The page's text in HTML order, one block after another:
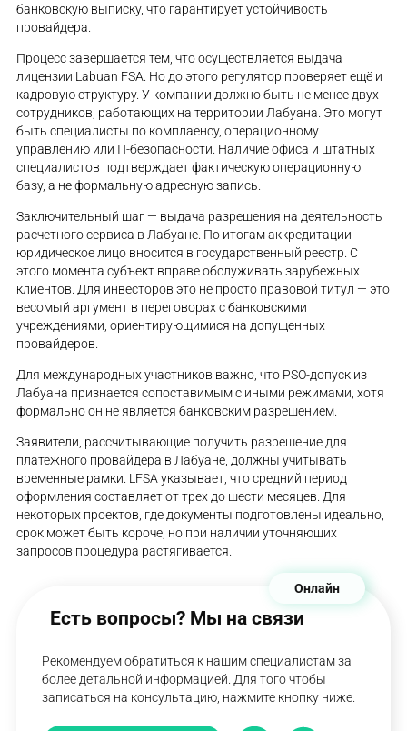
банковскую выписку, что гарантирует устойчивость
провайдера.
Процесс завершается тем, что осуществляется выдача
лицензии Labuan FSA. Но до этого регулятор проверяет ещё и
кадровую структуру. У компании должно быть не менее двух
сотрудников, работающих на территории Лабуана. Это могут
быть специалисты по комплаенсу, операционному
управлению или IT-безопасности. Наличие офиса и штатных
специалистов подтверждает фактическую операционную
базу, а не формальную адресную запись.
Заключительный шаг — выдача разрешения на деятельность
расчетного сервиса в Лабуане. По итогам аккредитации
юридическое лицо вносится в государственный реестр. С
этого момента субъект вправе обслуживать зарубежных
клиентов. Для инвесторов это не просто правовой титул — это
весомый аргумент в переговорах с банковскими
учреждениями, ориентирующимися на допущенных
провайдеров.
Для международных участников важно, что PSO-допуск из
Лабуана признается сопоставимым с иными режимами, хотя
формально он не является банковским разрешением.
Заявители, рассчитывающие получить разрешение для
платежного провайдера в Лабуане, должны учитывать
временные рамки. LFSA указывает, что средний период
оформления составляет от трех до шести месяцев. Для
некоторых проектов, где документы подготовлены идеально,
срок может быть короче, но при наличии уточняющих
запросов процедура растягивается.
Есть вопросы? Мы на связи
Рекомендуем обратиться к нашим специалистам за
более детальной информацией. Для того чтобы
записаться на консультацию, нажмите кнопку ниже.
Онлайн